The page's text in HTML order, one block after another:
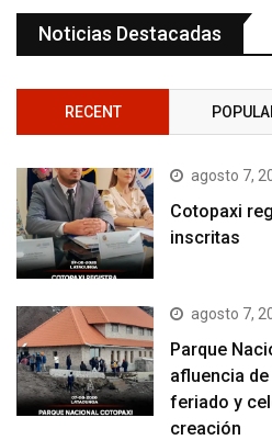
Noticias Destacadas
RECENT
agosto 7,
Cotopaxi
inscritas
agosto 7,
Parque
afluencia
feriado y
creación